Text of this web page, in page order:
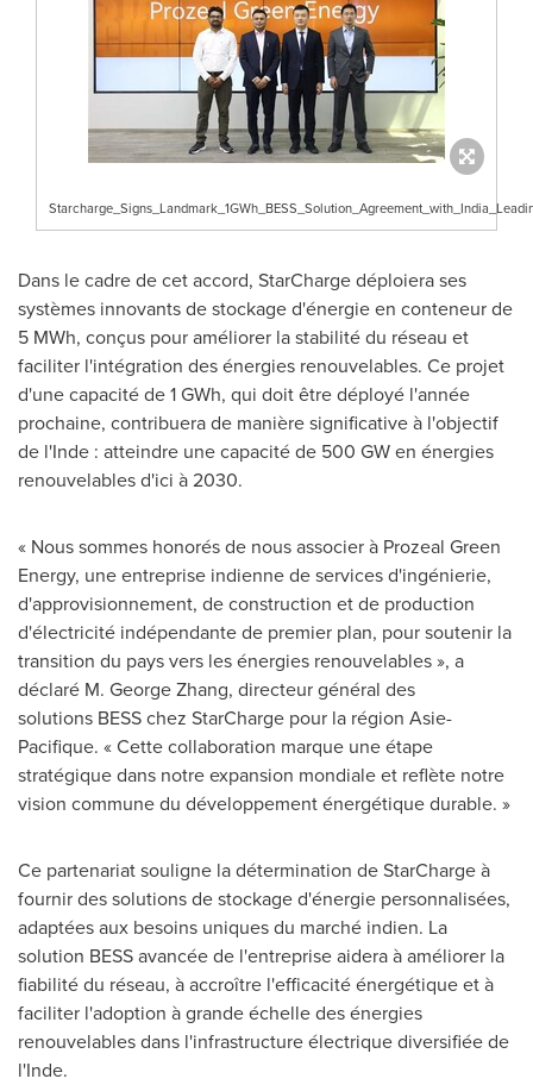
Dans le cadre de cet accord, StarCharge déploiera ses
systèmes innovants de stockage d'énergie en conteneur de
5 MWh, conçus pour améliorer la stabilité du réseau et
faciliter l'intégration des énergies renouvelables. Ce projet
d'une capacité de 1 GWh, qui doit être déployé l'année
prochaine, contribuera de manière significative à l'objectif
de l'Inde : atteindre une capacité de 500 GW en énergies
renouvelables d'ici à 2030.
« Nous sommes honorés de nous associer à Prozeal Green
Energy, une entreprise indienne de services d'ingénierie,
d'approvisionnement, de construction et de production
d'électricité indépendante de premier plan, pour soutenir la
transition du pays vers les énergies renouvelables », a
déclaré M. George Zhang, directeur général des
solutions BESS chez StarCharge pour la région Asie-
Pacifique. « Cette collaboration marque une étape
stratégique dans notre expansion mondiale et reflète notre
vision commune du développement énergétique durable. »
Ce partenariat souligne la détermination de StarCharge à
fournir des solutions de stockage d'énergie personnalisées,
adaptées aux besoins uniques du marché indien. La
solution BESS avancée de l'entreprise aidera à améliorer la
fiabilité du réseau, à accroître l'efficacité énergétique et à
faciliter l'adoption à grande échelle des énergies
renouvelables dans l'infrastructure électrique diversifiée de
l'Inde.